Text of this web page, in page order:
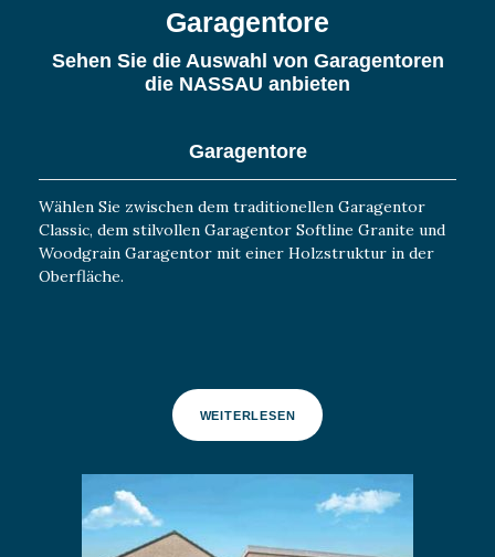
Garagentore
Sehen Sie die Auswahl von Garagentoren
die NASSAU anbieten
Garagentore
Wählen Sie zwischen dem traditionellen Garagentor
Classic, dem stilvollen Garagentor Softline Granite und
Woodgrain Garagentor mit einer Holzstruktur in der
Oberfläche.
WEITERLESEN